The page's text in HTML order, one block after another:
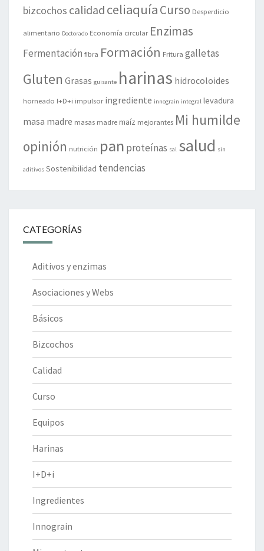
bizcochos calidad celiaquíaCurso Desperdicio
alimentario Doctorado Economía circular Enzimas
Fermentación fibra Formación Fritura galletas
Gluten Grasas guisante harinas hidrocoloides
horneado I+D+i impulsor ingrediente innograin integral levadura
masa madre masas madremaíz mejorantes Mi humilde
opinión nutrición pan proteínas sal salud sin
aditivos Sostenibilidad tendencias
CATEGORÍAS
Aditivos y enzimas
Asociaciones y Webs
Básicos
Bizcochos
Calidad
Curso
Equipos
Harinas
I+D+i
Ingredientes
Innograin